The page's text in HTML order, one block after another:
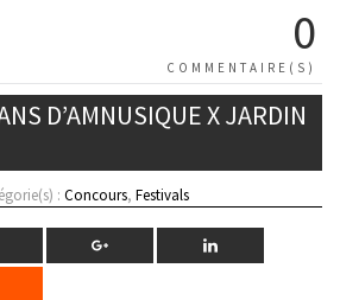
0
COMMENTAIRE(S)
D’AMNUSIQUE X JARDIN
: Concours, Festivals